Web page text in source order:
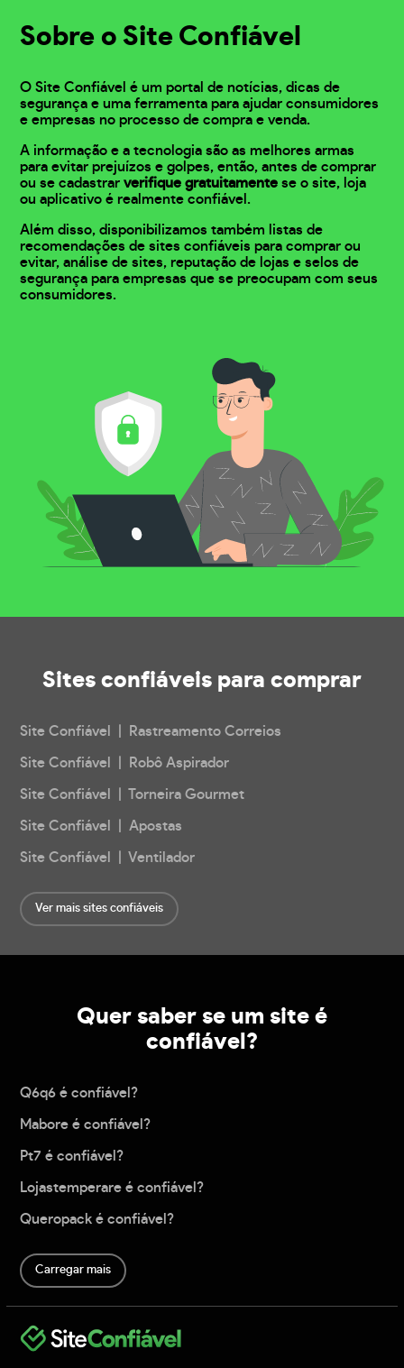
Sobre o Site Confiável
O Site Confiável é um portal de notícias, dicas de
segurança e uma ferramenta para ajudar consumidores
e empresas no processo de compra e venda.
A informação e a tecnologia são as melhores armas
para evitar prejuízos e golpes, então, antes de comprar
ou se cadastrarverifique gratuitamente se o site, loja
ou aplicativo é realmente confiável.
Além disso, disponibilizamos também listas de
recomendações de sites confiáveis para comprar ou
evitar, análise de sites, reputação de lojas e selos de
segurança para empresas que se preocupam com seus
consumidores.
Sites confiáveis para comprar
Site Confiável | Rastreamento Correios
Site Confiável | Robô Aspirador
Site Confiável | Torneira Gourmet
Site Confiável | Apostas
Site Confiável | Ventilador
Ver mais sites confiáveis
Quer saber se um site é
confiável?
Q6q6 é confiável?
Mabore é confiável?
Pt7 é confiável?
Lojastemperare é confiável?
Queropack é confiável?
Carregar mais